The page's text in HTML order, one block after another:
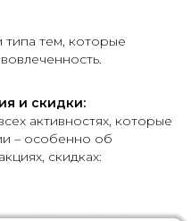
типа тем, которые
и скидки:
активностях, которые
– особенно об
скидках: